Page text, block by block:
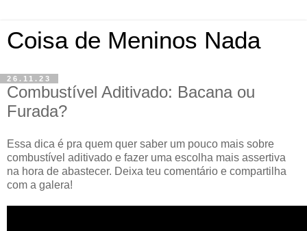
Coisa de Meninos Nada
26.11.23
Combustível Aditivado: Bacana ou
Furada?
Essa dica é pra quem quer saber um pouco mais sobre
combustível aditivado e fazer uma escolha mais assertiva
na hora de abastecer. Deixa teu comentário e compartilha
com a galera!